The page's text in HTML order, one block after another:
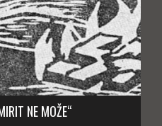
NE MOŽE“